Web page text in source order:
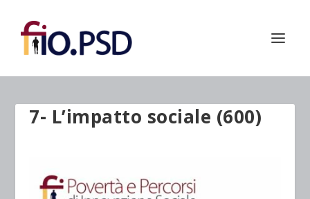
7- L’impatto sociale (600)